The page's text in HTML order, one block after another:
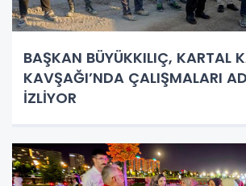
BAŞKAN BÜYÜKKILIÇ, KARTAL
KAVŞAĞI’NDA ÇALIŞMALARI
İZLİYOR